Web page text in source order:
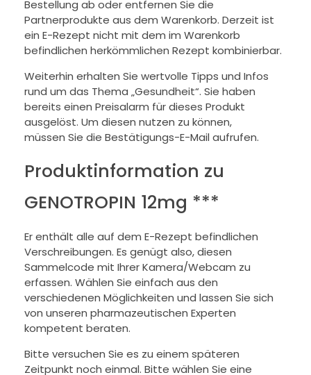
Bestellung ab oder entfernen Sie die
Partnerprodukte aus dem Warenkorb. Derzeit ist
ein E-Rezept nicht mit dem im Warenkorb
befindlichen herkömmlichen Rezept kombinierbar.
Weiterhin erhalten Sie wertvolle Tipps und Infos
rund um das Thema „Gesundheit“. Sie haben
bereits einen Preisalarm für dieses Produkt
ausgelöst. Um diesen nutzen zu können,
müssen Sie die Bestätigungs-E-Mail aufrufen.
Produktinformation zu
GENOTROPIN 12mg ***
Er enthält alle auf dem E-Rezept befindlichen
Verschreibungen. Es genügt also, diesen
Sammelcode mit Ihrer Kamera/Webcam zu
erfassen. Wählen Sie einfach aus den
verschiedenen Möglichkeiten und lassen Sie sich
von unseren pharmazeutischen Experten
kompetent beraten.
Bitte versuchen Sie es zu einem späteren
Zeitpunkt noch einmal. Bitte wählen Sie eine